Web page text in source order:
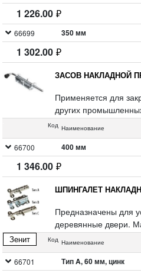
1 226.00
66699 350 мм
1 302.00
ЗАСОВ НАКЛАДНОЙ
Применяется для
других
устанавливается на
Материал:
Код Наименование
66700 400 мм
1 346.00
ШПИНГАЛЕТ
Предназначены для
деревянные двери.
сталь.
Код
Зенит Наименование
66701 Тип A, 60 мм, цинк